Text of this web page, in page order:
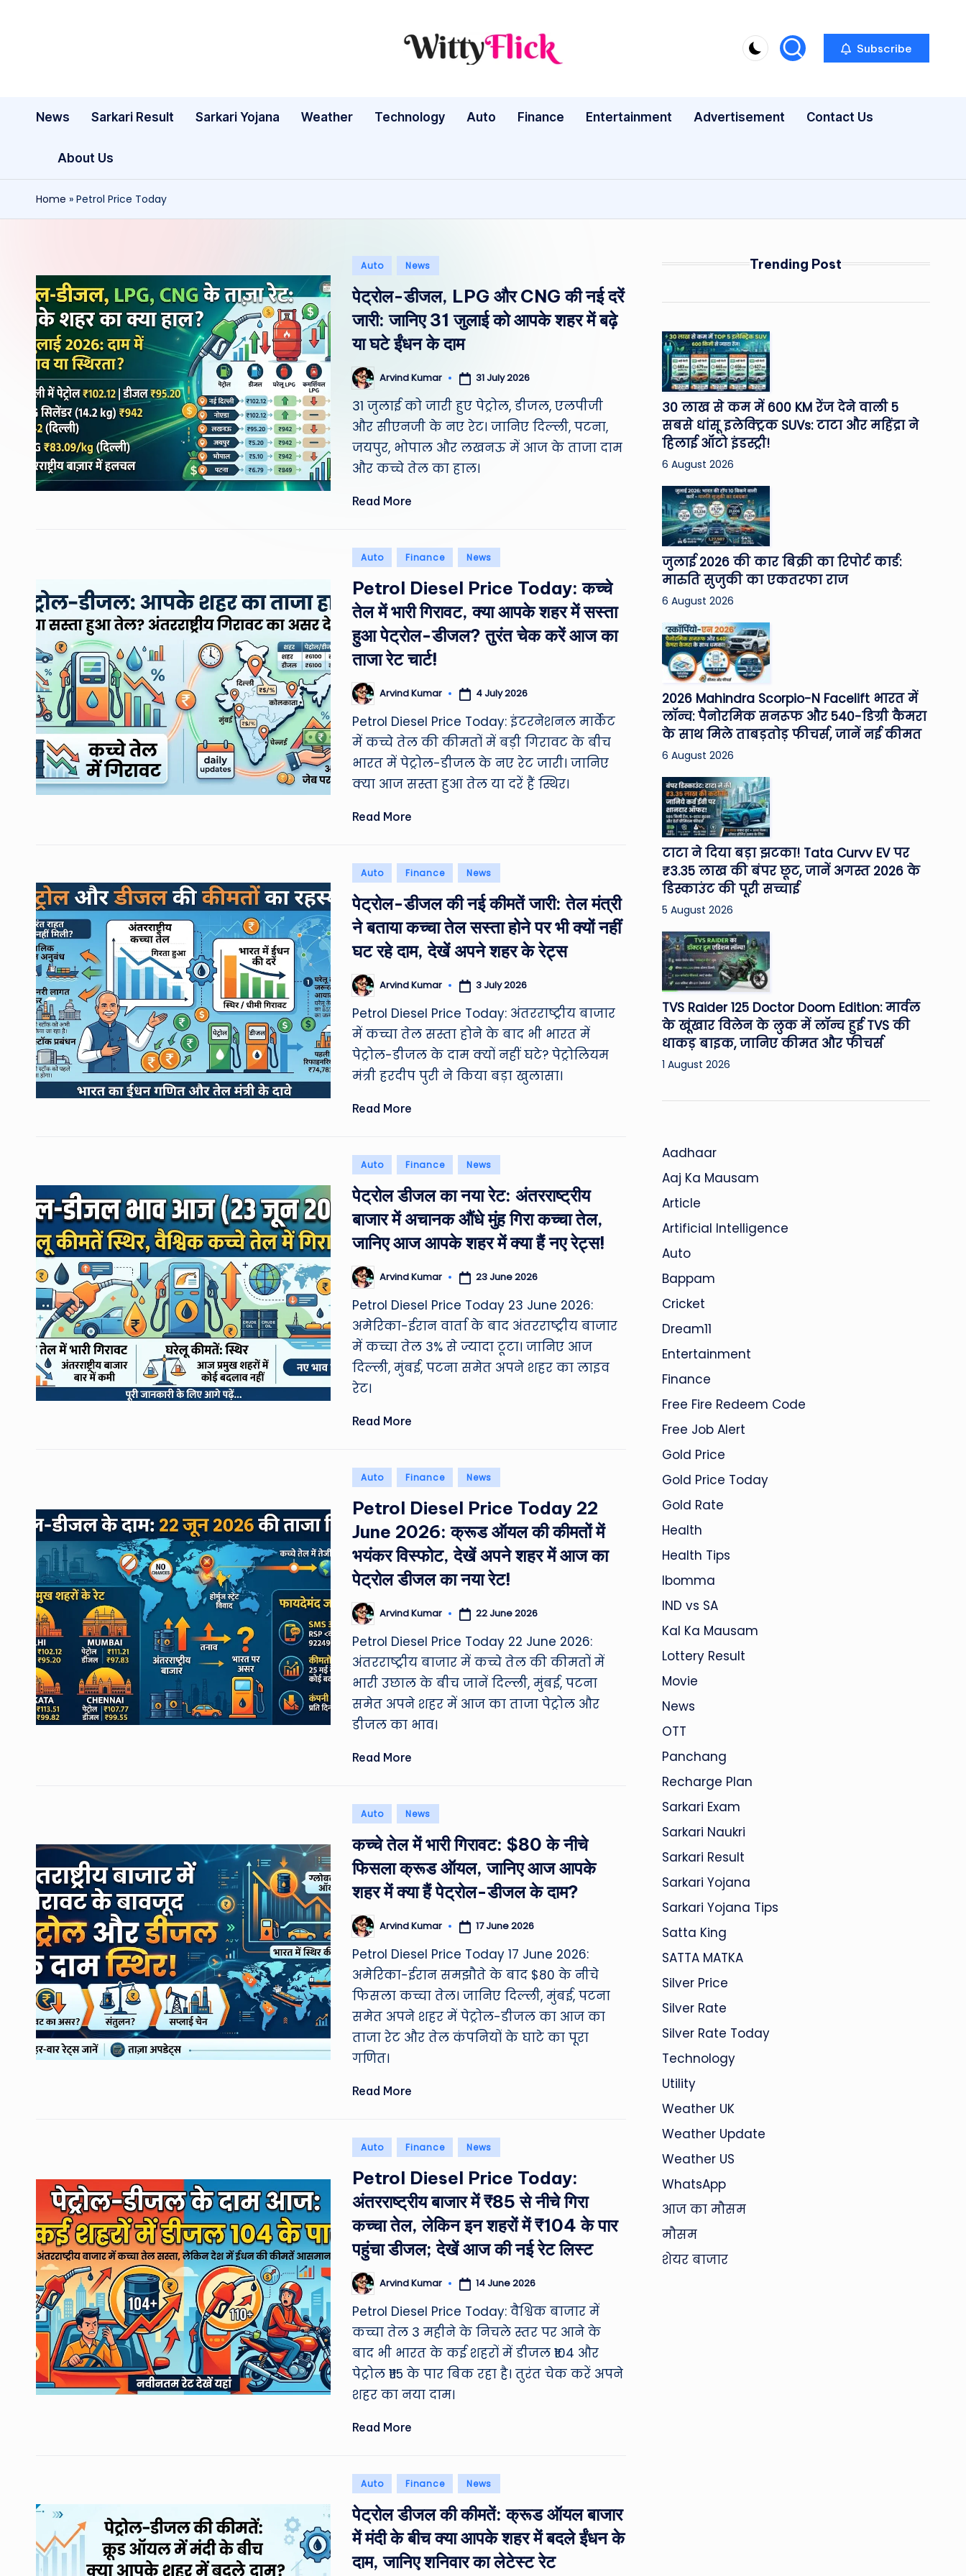
W
ty
ic
k:
te
st
e
a
th
T
e
c
h
M
o
vi
e
w
s
A
n
d
T
e
W
o
rl
d
WittyFlick:
Tech
Subscribe
News Sarkari Result Sarkari Yojana Weather Technology Auto Finance Entertainment Advertisement Contact Us
About Us
Home » Petrol Price Today
Posted
in
Auto News
पेट्रोल-डीजल, LPG और CNG की नई दरें
जारी: जानिए 31 जुलाई को आपके शहर में बढ़े
या घटे ईंधन के दाम
Posted
by
Arvind Kumar 31 July 2026
31 जुलाई को जारी हुए पेट्रोल, डीजल, एलपीजी
और सीएनजी के नए रेट। जानिए दिल्ली, पटना,
जयपुर, भोपाल और लखनऊ में आज के ताजा दाम
और कच्चे तेल का हाल।
Read More
Posted
Auto Finance News
Petrol Diesel Price Today: कच्चे
तेल में भारी गिरावट, क्या आपके शहर में सस्ता
हुआ पेट्रोल-डीजल? तुरंत चेक करें आज का
ताजा रेट चार्ट!
Posted
by
Arvind Kumar 4 July 2026
Petrol Diesel Price Today: इंटरनेशनल मार्केट
में कच्चे तेल की कीमतों में बड़ी गिरावट के बीच
भारत में पेट्रोल-डीजल के नए रेट जारी। जानिए
क्या आज सस्ता हुआ तेल या दरें हैं स्थिर।
Read More
Posted
in
Auto Finance News
पेट्रोल-डीजल की नई कीमतें जारी: तेल मंत्री
ने बताया कच्चा तेल सस्ता होने पर भी क्यों नहीं
घट रहे दाम, देखें अपने शहर के रेट्स
Posted
by
Arvind Kumar 3 July 2026
Petrol Diesel Price Today: अंतरराष्ट्रीय बाजार
में कच्चा तेल सस्ता होने के बाद भी भारत में
पेट्रोल-डीजल के दाम क्यों नहीं घटे? पेट्रोलियम
मंत्री हरदीप पुरी ने किया बड़ा खुलासा।
Read More
Posted
in
Auto Finance News
पेट्रोल डीजल का नया रेट: अंतरराष्ट्रीय
बाजार में अचानक औंधे मुंह गिरा कच्चा तेल,
जानिए आज आपके शहर में क्या हैं नए रेट्स!
Posted
by
Arvind Kumar 23 June 2026
Petrol Diesel Price Today 23 June 2026:
अमेरिका-ईरान वार्ता के बाद अंतरराष्ट्रीय बाजार
में कच्चा तेल 3% से ज्यादा टूटा। जानिए आज
दिल्ली, मुंबई, पटना समेत अपने शहर का लाइव
रेट।
Read More
Posted
Auto Finance News
Petrol Diesel Price Today 22
June 2026: क्रूड ऑयल की कीमतों में
भयंकर विस्फोट, देखें अपने शहर में आज का
पेट्रोल डीजल का नया रेट!
Posted
by
Arvind Kumar 22 June 2026
Petrol Diesel Price Today 22 June 2026:
अंतरराष्ट्रीय बाजार में कच्चे तेल की कीमतों में
भारी उछाल के बीच जानें दिल्ली, मुंबई, पटना
समेत अपने शहर में आज का ताजा पेट्रोल और
डीजल का भाव।
Read More
Posted
Auto News
कच्चे तेल में भारी गिरावट: $80 के नीचे
फिसला क्रूड ऑयल, जानिए आज आपके
शहर में क्या हैं पेट्रोल-डीजल के दाम?
Posted
by
Arvind Kumar 17 June 2026
Petrol Diesel Price Today 17 June 2026:
अमेरिका-ईरान समझौते के बाद $80 के नीचे
फिसला कच्चा तेल। जानिए दिल्ली, मुंबई, पटना
समेत अपने शहर में पेट्रोल-डीजल का आज का
ताजा रेट और तेल कंपनियों के घाटे का पूरा
गणित।
Read More
Posted
Auto Finance News
Petrol Diesel Price Today:
अंतरराष्ट्रीय बाजार में ₹85 से नीचे गिरा
कच्चा तेल, लेकिन इन शहरों में ₹104 के पार
पहुंचा डीजल; देखें आज की नई रेट लिस्ट
Posted
by
Arvind Kumar 14 June 2026
Petrol Diesel Price Today: वैश्विक बाजार में
कच्चा तेल 3 महीने के निचले स्तर पर आने के
बाद भी भारत के कई शहरों में डीजल ₹104 और
पेट्रोल ₹115 के पार बिक रहा है। तुरंत चेक करें अपने
शहर का नया दाम।
Read More
Posted
in
Auto Finance News
पेट्रोल डीजल की कीमतें: क्रूड ऑयल बाजार
में मंदी के बीच क्या आपके शहर में बदले ईंधन के
दाम, जानिए शनिवार का लेटेस्ट रेट
Trending Post
30 लाख से कम में 600 KM रेंज देने वाली 5
सबसे धांसू इलेक्ट्रिक SUVs: टाटा और महिंद्रा ने
हिलाई ऑटो इंडस्ट्री!
6 August 2026
जुलाई 2026 की कार बिक्री का रिपोर्ट कार्ड:
मारुति सुजुकी का एकतरफा राज
6 August 2026
2026 Mahindra Scorpio-N Facelift भारत में
लॉन्च: पैनोरमिक सनरूफ और 540-डिग्री कैमरा
के साथ मिले ताबड़तोड़ फीचर्स, जानें नई कीमत
6 August 2026
टाटा ने दिया बड़ा झटका! Tata Curvv EV पर
₹3.35 लाख की बंपर छूट, जानें अगस्त 2026 के
डिस्काउंट की पूरी सच्चाई
5 August 2026
TVS Raider 125 Doctor Doom Edition: मार्वल
के खूंखार विलेन के लुक में लॉन्च हुई TVS की
धाकड़ बाइक, जानिए कीमत और फीचर्स
1 August 2026
Aadhaar
Aaj Ka Mausam
Article
Artificial Intelligence
Auto
Bappam
Cricket
Dream11
Entertainment
Finance
Free Fire Redeem Code
Free Job Alert
Gold Price
Gold Price Today
Gold Rate
Health
Health Tips
Ibomma
IND vs SA
Kal Ka Mausam
Lottery Result
Movie
News
OTT
Panchang
Recharge Plan
Sarkari Exam
Sarkari Naukri
Sarkari Result
Sarkari Yojana
Sarkari Yojana Tips
Satta King
SATTA MATKA
Silver Price
Silver Rate
Silver Rate Today
Technology
Utility
Weather UK
Weather Update
Weather US
WhatsApp
आज का मौसम
मौसम
शेयर बाजार